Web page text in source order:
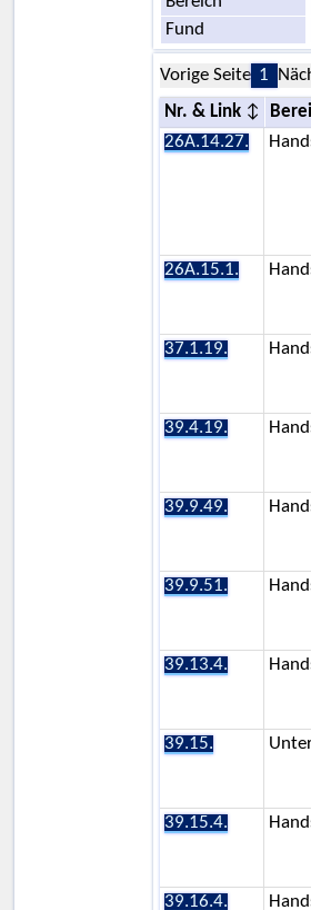
Fund
Vorige Seite 1
Nr. & Link
26A.14.27.
26A.15.1.
37.1.19.
39.4.19.
39.9.49.
39.9.51.
39.13.4.
39.15.
39.15.4.
39.16.4.